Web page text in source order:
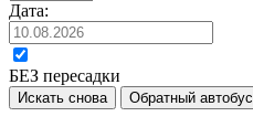
Дата:
БЕЗ пересадки
Искать снова Обратный автобус